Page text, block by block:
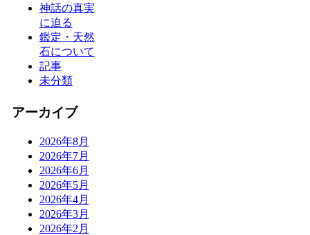
神話の真実
に迫る
鑑定・天然
石について
記事
未分類
アーカイブ
2026年8月
2026年7月
2026年6月
2026年5月
2026年4月
2026年3月
2026年2月